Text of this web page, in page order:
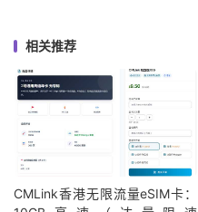
相关推荐
CMLink香港无限流量eSIM卡：